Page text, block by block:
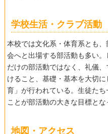
学校生活・クラブ活動
本校では文化系・体育系とも
会へと出場する部活動も多い
だけの部活動ではなく、礼儀
けること、基礎・基本を大切
育」が行われている。生徒た
ことが部活動の大きな目標とな
地図・アクセス